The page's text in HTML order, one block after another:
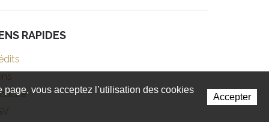
RAPIDES
vous acceptez l’utilisation des cookies
Accepter